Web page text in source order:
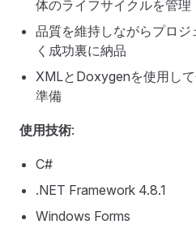
体のライフサイクルを管理
品質を維持しながらプロ
く成功裏に納品
XMLとDoxygenを使用し
準備
使用技術:
C#
.NET Framework 4.8.1
Windows Forms